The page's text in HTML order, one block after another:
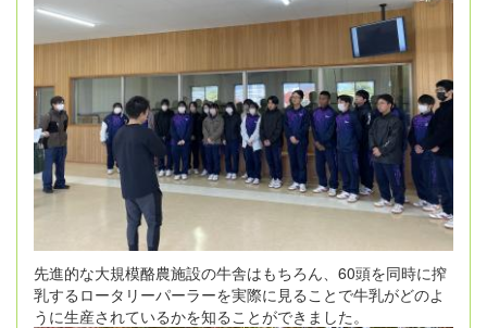
先進的な大規模酪農施設の牛舎はもちろん、60頭を同時に搾
乳するロータリーパーラーを実際に見ることで牛乳がどのよ
うに生産されているかを知ることができました。